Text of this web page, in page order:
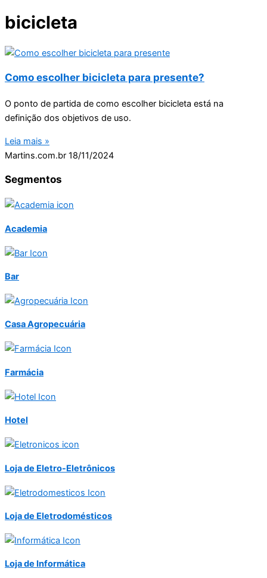
bicicleta
Como escolher bicicleta para presente?
O ponto de partida de como escolher bicicleta está na
definição dos objetivos de uso.
Leia mais »
Martins.com.br 18/11/2024
Segmentos
Academia
Bar
Casa Agropecuária
Farmácia
Hotel
Loja de Eletro-Eletrônicos
Loja de Eletrodomésticos
Loja de Informática